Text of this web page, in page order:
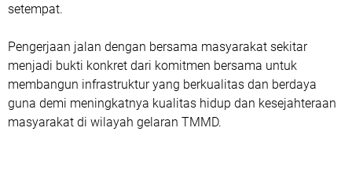
setempat.
Pengerjaan jalan dengan bersama masyarakat sekitar
menjadi bukti konkret dari komitmen bersama untuk
membangun infrastruktur yang berkualitas dan berdaya
guna demi meningkatnya kualitas hidup dan kesejahteraan
masyarakat di wilayah gelaran TMMD.